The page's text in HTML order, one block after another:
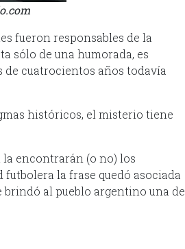
fueron responsables de la
sólo de una humorada, es
de cuatrocientos años todavía
históricos, el misterio tiene
encontrarán (o no) los
la frase quedó asociada
al pueblo argentino una de